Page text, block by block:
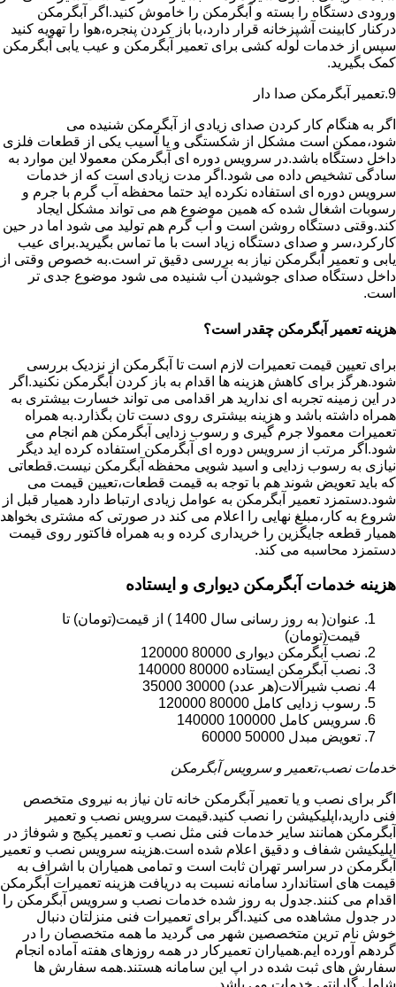
ورودی دستگاه را بسته و آبگرمکن را خاموش کنید.اگر آبگرمکن
درکنار کابینت آشپزخانه قرار دارد،با باز کردن پنجره،هوا را تهویه کنید
سپس از خدمات لوله کشی برای تعمیر آبگرمکن و عیب یابی آبگرمکن
کمک بگیرید.
9.تعمیر آبگرمکن صدا دار
اگر به هنگام کار کردن صدای زیادی از آبگرمکن شنیده می
شود،ممکن است مشکل از شکستگی و یا آسیب یکی از قطعات فلزی
داخل دستگاه باشد.در سرویس دوره ای آبگرمکن معمولا این موارد به
سادگی تشخیص داده می شود.اگر مدت زیادی است که از خدمات
سرویس دوره ای استفاده نکرده اید حتما محفظه آب گرم با جرم و
رسوبات اشغال شده که همین موضوع هم می تواند مشکل ایجاد
کند.وقتی دستگاه روشن است و آب گرم هم تولید می شود اما در حین
کارکرد،سر و صدای دستگاه زیاد است با ما تماس بگیرید.برای عیب
یابی و تعمیر آبگرمکن نیاز به بررسی دقیق تر است.به خصوص وقتی از
داخل دستگاه صدای جوشیدن آب شنیده می شود موضوع جدی تر
است.
هزینه تعمیر آبگرمکن چقدر است؟
برای تعیین قیمت تعمیرات لازم است تا آبگرمکن از نزدیک بررسی
شود.هرگز برای کاهش هزینه ها اقدام به باز کردن آبگرمکن نکنید.اگر
در این زمینه تجربه ای ندارید هر اقدامی می تواند خسارت بیشتری به
همراه داشته باشد و هزینه بیشتری روی دست تان بگذارد.به همراه
تعمیرات معمولا جرم گیری و رسوب زدایی آبگرمکن هم انجام می
شود.اگر مرتب از سرویس دوره ای آبگرمکن استفاده کرده اید دیگر
نیازی به رسوب زدایی و اسید شویی محفظه آبگرمکن نیست.قطعاتی
که باید تعویض شوند هم با توجه به قیمت قطعات،تعیین قیمت می
شود.دستمزد تعمیر آبگرمکن به عوامل زیادی ارتباط دارد همیار قبل از
شروع به کار،مبلغ نهایی را اعلام می کند در صورتی که مشتری بخواهد
همیار قطعه جایگزین را خریداری کرده و به همراه فاکتور روی قیمت
دستمزد محاسبه می کند.
هزینه خدمات آبگرمکن دیواری و ایستاده
عنوان( به روز رسانی سال 1400 ) از قیمت(تومان) تا
قیمت(تومان)
نصب آبگرمکن دیواری 80000 120000
نصب آبگرمکن ایستاده 80000 140000
نصب شیرآلات(هر عدد) 30000 35000
رسوب زدایی کامل 80000 120000
سرویس کامل 100000 140000
تعویض مبدل 50000 60000
خدمات نصب،تعمیر و سرویس آبگرمکن
اگر برای نصب و یا تعمیر آبگرمکن خانه تان نیاز به نیروی متخصص
فنی دارید،اپلیکیشن را نصب کنید.قیمت سرویس نصب و تعمیر
آبگرمکن همانند سایر خدمات فنی مثل نصب و تعمیر پکیج و شوفاژ در
اپلیکیشن شفاف و دقیق اعلام شده است.هزینه سرویس نصب و تعمیر
آبگرمکن در سراسر تهران ثابت است و تمامی همیاران با اشراف به
قیمت های استاندارد سامانه نسبت به دریافت هزینه تعمیرات آبگرمکن
اقدام می کنند.جدول به روز شده خدمات نصب و سرویس آبگرمکن را
در جدول مشاهده می کنید.اگر برای تعمیرات فنی منزلتان دنبال
خوش نام ترین متخصصین شهر می گردید ما همه متخصصان را در
گردهم آورده ایم.همیاران تعمیرکار در همه روزهای هفته آماده انجام
سفارش های ثبت شده در اپ این سامانه هستند.همه سفارش ها